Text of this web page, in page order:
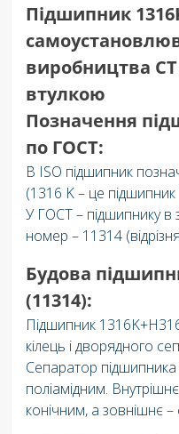
Підшипник
виробництва
втулкою
Позначення
по ГОСТ:
В ISO підшипник
(1316 K – це підшипник
У ГОСТ – підшипнику в
номер – 11314
Будова
(11314):
Підшипник
кілець і дворядного
Сепаратор
поліамідним.
конічним, а зовнішнє